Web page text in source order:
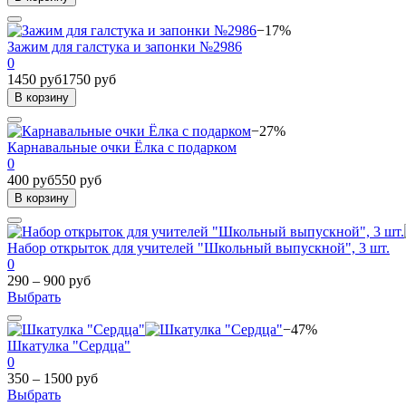
−17%
Зажим для галстука и запонки №2986
0
1450 руб1750 руб
В корзину
−27%
Карнавальные очки Ёлка с подарком
0
400 руб550 руб
В корзину
Набор открыток для учителей "Школьный выпускной", 3 шт.
0
290 – 900 руб
Выбрать
−47%
Шкатулка "Сердца"
0
350 – 1500 руб
Выбрать